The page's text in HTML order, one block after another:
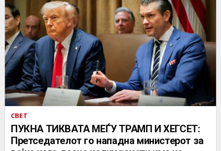
СВЕТ
ПУКНА ТИКВАТА МЕЃУ ТРАМП И ХЕГСЕТ:
Претседателот го нападна министерот за